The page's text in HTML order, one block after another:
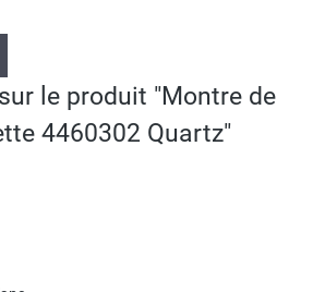
le produit "Montre de
4460302 Quartz"